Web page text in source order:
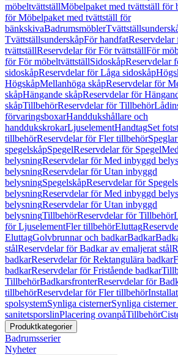
möbeltvättställMöbelpaket med tvättställ för
för Möbelpaket med tvättställ för
bänkskivaBadrumsmöbler
TvättställsunderskåpFör handfat
tvättställReservdelar för För tvättställFör
för För möbeltvättställSidoskåpReservdelar
sidoskåpReservdelar för Låga sidoskåp
HögskåpMellanhöga skåpReservdelar för
skåpHängande skåpReservdelar för
skåpTillbehörReservdelar för Tillbehör
förvaringsboxarHanddukshållare och
handdukskrokarLjuselementHandtagSet
tillbehörReservdelar för Fler tillbehör
spegelskåpSpegelReservdelar för Spegel
belysningReservdelar för Med inbyggd
belysningReservdelar för Utan inbyggd
belysningSpegelskåpReservdelar för
belysningReservdelar för Med inbyggd
belysningReservdelar för Utan inbyggd
belysningTillbehörReservdelar för Tillbehör
för LjuselementFler tillbehörEluttag
EluttagGolvbrunnar och badkarBadkar
stålReservdelar för Badkar av emaljerat stål
badkarReservdelar för Rektangulära badkar
badkarReservdelar för Fristående badkar
TillbehörBadkarsfronterReservdelar för
tillbehörReservdelar för Fler tillbehör
spolsystemSynliga cisternerSynliga
sanitetsporslinPlacering ovanpåTillbehör
Produktkategorier
Badrumsserier
Nyheter